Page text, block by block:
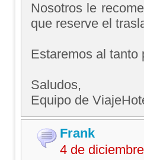
Nosotros le
que reserve el
Estaremos al tanto
Saludos,
Equipo de
Frank
4 de